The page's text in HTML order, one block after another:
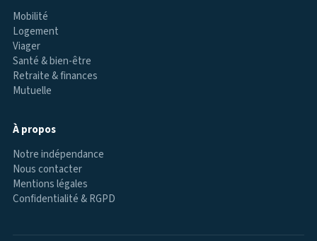
Mobilité
Logement
Viager
Santé & bien-être
Retraite & finances
Mutuelle
À propos
Notre indépendance
Nous contacter
Mentions légales
Confidentialité & RGPD